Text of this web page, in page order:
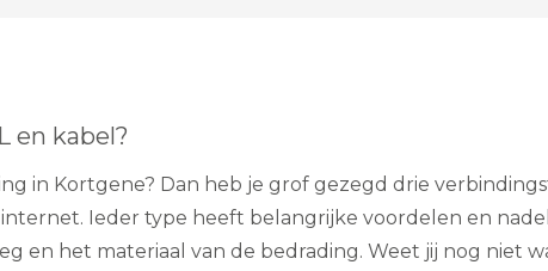
en kabel?
in Kortgene? Dan heb je grof gezegd drie
Ieder type heeft belangrijke voordelen en
en het materiaal van de bedrading. Weet jij nog niet